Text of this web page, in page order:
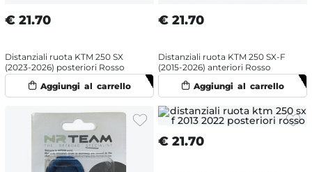
€ 21.70
Distanziali ruota KTM 250 SX
(2023-2026) posteriori Rosso
€ 21.70
Distanziali ruota KTM 250 SX-F
(2015-2026) anteriori Rosso
€ 21.70